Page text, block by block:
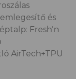
és
Fresh'n
AirTech+TPU